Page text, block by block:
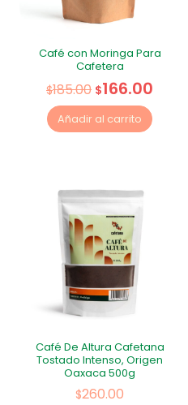
Café con Moringa Para
Cafetera
$185.00 $166.00
Añadir al carrito
Café De Altura Cafetana
Tostado Intenso, Origen
Oaxaca 500g
$260.00